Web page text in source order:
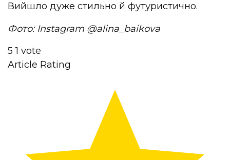
Вийшло дуже стильно й футуристично.
Фото: Instagram @alina_baikova
5 1 vote
Article Rating